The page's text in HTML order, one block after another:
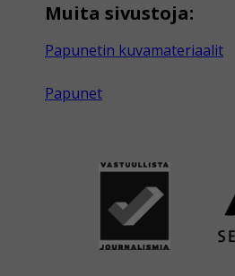
Muita sivustoja:
Papunetin kuvamateriaalit
Papunet